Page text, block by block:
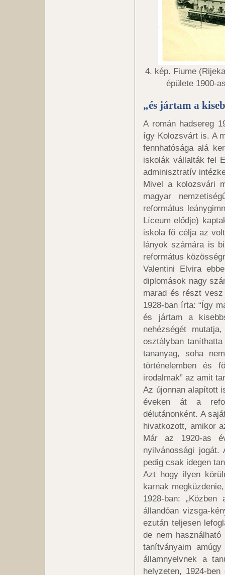
4. kép. Fiume
épülete 1900-
„és jártam a
A román hadsereg
így Kolozsvárt is. A
fennhatósága alá
iskolák vállalták fel
adminisztratív
Mivel a kolozsvári
magyar
református
Líceum elődje)
iskola fő célja az
lányok számára is
református
Valentini Elvira
diplomások nagy
marad és részt vesz
1928-ban írta: “Így
és jártam a
nehézségét
osztályban
tananyag, soha
történelemben és
irodalmak” az amit
Az újonnan alapított
éveken át a
délutánonként. A
hivatkozott, amikor
Már az 1920-as
nyilvánossági jogát.
pedig csak idegen
Azt hogy ilyen
karnak
1928-ban:
állandóan vizsga-
ezután teljesen
de nem
tanítványaim
államnyelvnek a
helyzeten, 1924-